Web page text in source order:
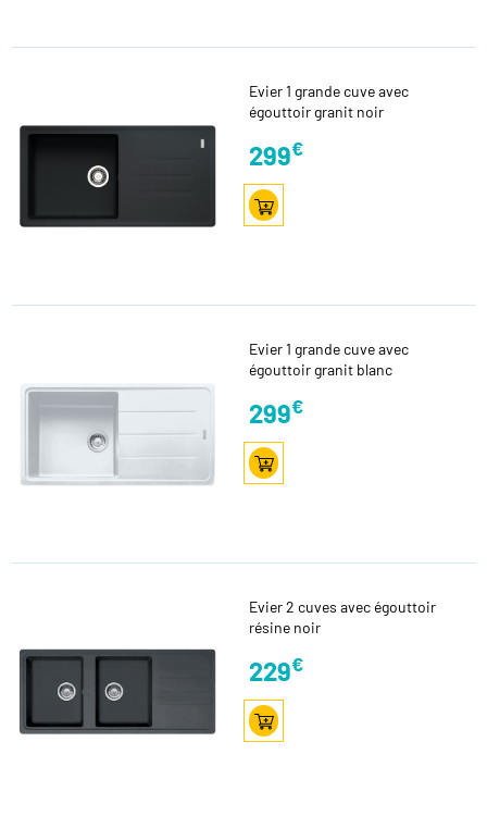
Evier 1 grande cuve avec
égouttoir granit noir
299€
Evier 1 grande cuve avec
égouttoir granit blanc
299€
Evier 2 cuves avec égouttoir
résine noir
229€